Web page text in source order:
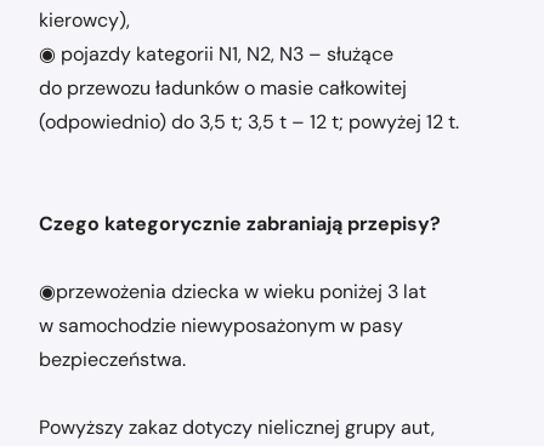
kierowcy),
◉ pojazdy kategorii N1, N2, N3 – służące
do przewozu ładunków o masie całkowitej
(odpowiednio) do 3,5 t; 3,5 t – 12 t; powyżej 12 t.
Czego kategorycznie zabraniają przepisy?
◉przewożenia dziecka w wieku poniżej 3 lat
w samochodzie niewyposażonym w pasy
bezpieczeństwa.
Powyższy zakaz dotyczy nielicznej grupy aut,